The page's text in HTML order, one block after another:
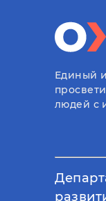
Единый
людей с